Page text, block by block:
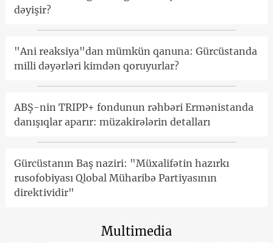
dəyişir?
"Ani reaksiya"dan mümkün qanuna: Gürcüstanda
milli dəyərləri kimdən qoruyurlar?
ABŞ-nin TRIPP+ fondunun rəhbəri Ermənistanda
danışıqlar aparır: müzakirələrin detalları
Gürcüstanın Baş naziri: "Müxalifətin hazırkı
rusofobiyası Qlobal Müharibə Partiyasının
direktividir"
Multimedia